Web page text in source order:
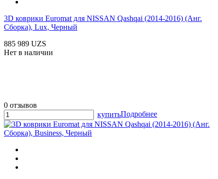
3D коврики Euromat для NISSAN Qashqai (2014-2016) (Анг.
Сборка), Lux, Черный
885 989 UZS
Нет в наличии
0 отзывов
купитьПодробнее